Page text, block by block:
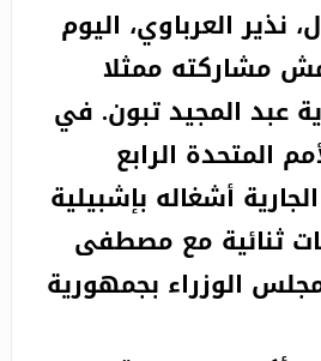
نذير العرباوي، اليوم
مشاركته ممثلا
عبد المجيد تبون. في
المتحدة الرابع
أشغاله بإشبيلية
ثنائية مع مصطفى
الوزراء بجمهورية